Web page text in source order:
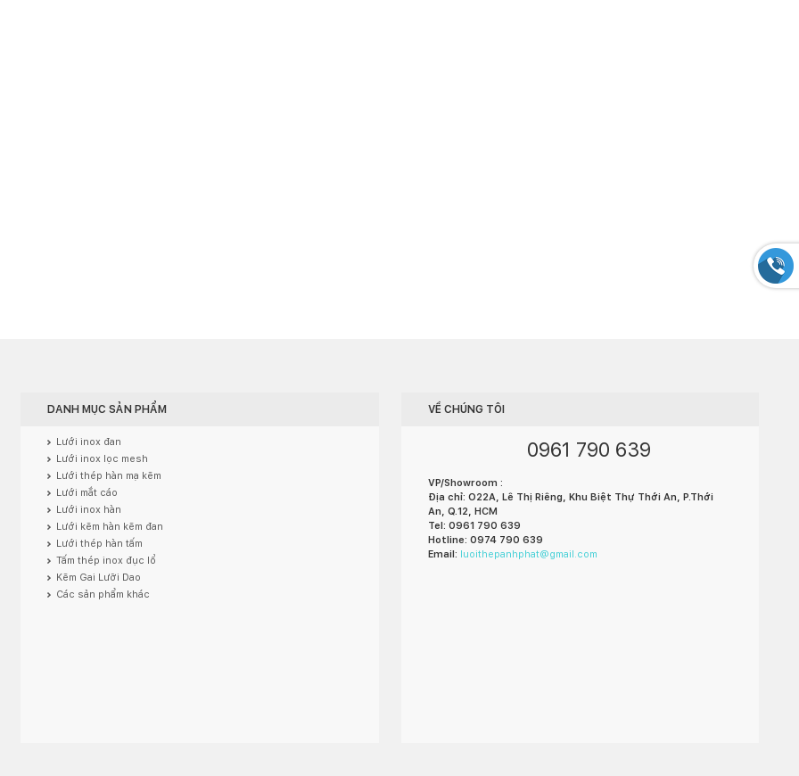
DANH MỤC SẢN PHẨM
Lưới inox đan
Lưới inox lọc mesh
Lưới thép hàn mạ kẽm
Lưới mắt cáo
Lưới inox hàn
Lưới kẽm hàn kẽm đan
Lưới thép hàn tấm
Tấm thép inox đục lổ
Kẽm Gai Lưỡi Dao
Các sản phẩm khác
VỀ CHÚNG TÔI
0961 790 639
VP/Showroom :
Địa chỉ: O22A, Lê Thị Riêng, Khu Biệt Thự Thới An, P.Thới
An, Q.12, HCM
Tel: 0961 790 639
Hotline: 0974 790 639
Email:
luoithepanhphat@gmail.com